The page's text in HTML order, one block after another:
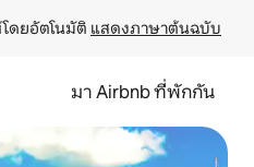
ดยอัตโนมัติ แสดงภาษาต้นฉบับ
มา Airbnb ที่พักกัน